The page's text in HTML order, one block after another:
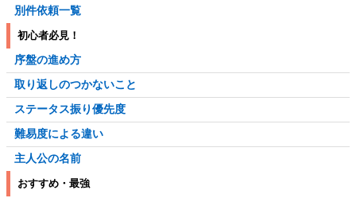
別件依頼一覧
初心者必見！
序盤の進め方
取り返しのつかないこと
ステータス振り優先度
難易度による違い
主人公の名前
おすすめ・最強